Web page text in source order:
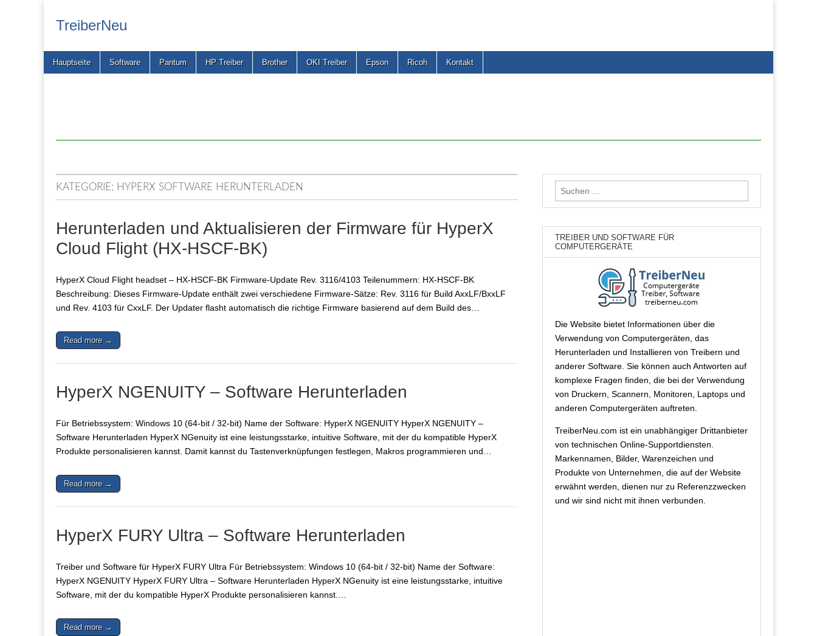
TreiberNeu
Main
Skip
Hauptseite Software Pantum HP Treiber Brother OKI Treiber Epson Ricoh Kontakt
KATEGORIE: HYPERX SOFTWARE HERUNTERLADEN
Herunterladen und Aktualisieren der Firmware für HyperX
Cloud Flight (HX-HSCF-BK)
HyperX Cloud Flight headset – HX-HSCF-BK Firmware-Update Rev. 3116/4103 Teilenummern: HX-HSCF-BK
Beschreibung: Dieses Firmware-Update enthält zwei verschiedene Firmware-Sätze: Rev. 3116 für Build AxxLF/BxxLF
und Rev. 4103 für CxxLF. Der Updater flasht automatisch die richtige Firmware basierend auf dem Build des…
Read more →
HyperX NGENUITY – Software Herunterladen
Für Betriebssystem: Windows 10 (64-bit / 32-bit) Name der Software: HyperX NGENUITY HyperX NGENUITY –
Software Herunterladen HyperX NGenuity ist eine leistungsstarke, intuitive Software, mit der du kompatible HyperX
Produkte personalisieren kannst. Damit kannst du Tastenverknüpfungen festlegen, Makros programmieren und…
Read more →
HyperX FURY Ultra – Software Herunterladen
Treiber und Software für HyperX FURY Ultra Für Betriebssystem: Windows 10 (64-bit / 32-bit) Name der Software:
HyperX NGENUITY HyperX FURY Ultra – Software Herunterladen HyperX NGenuity ist eine leistungsstarke, intuitive
Software, mit der du kompatible HyperX Produkte personalisieren kannst.…
Read more →
Suchen
nach:
TREIBER UND SOFTWARE FÜR
COMPUTERGERÄTE
Die Website bietet Informationen über die
Verwendung von Computergeräten, das
Herunterladen und Installieren von Treibern und
anderer Software. Sie können auch Antworten auf
komplexe Fragen finden, die bei der Verwendung
von Druckern, Scannern, Monitoren, Laptops und
anderen Computergeräten auftreten.
TreiberNeu.com ist ein unabhängiger Drittanbieter
von technischen Online-Supportdiensten.
Markennamen, Bilder, Warenzeichen und
Produkte von Unternehmen, die auf der Website
erwähnt werden, dienen nur zu Referenzzwecken
und wir sind nicht mit ihnen verbunden.